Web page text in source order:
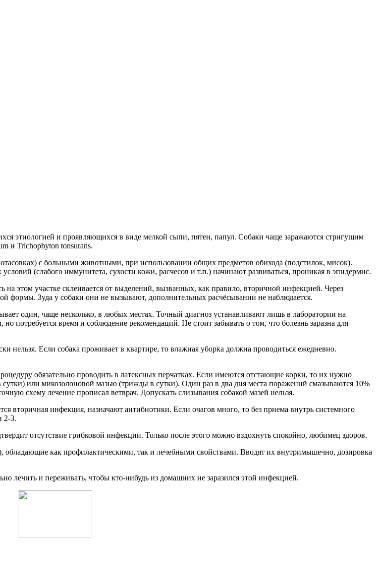
этиологией и проявляющихся в виде мелкой сыпи, пятен, папул. Собаки чаще заражаются стригущим
и Trichophyton tonsurans.
с больными животными, при использовании общих предметов обихода (подстилок, мисок).
(слабого иммунитета, сухости кожи, расчесов и т.п.) начинают развиваться, проникая в эпидермис.
на этом участке склеивается от выделений, вызванных, как правило, вторичной инфекцией. Через
формы. Зуда у собаки они не вызывают, дополнительных расчёсывании не наблюдается.
один, чаще несколько, в любых местах. Точный диагноз устанавливают лишь в лаборатории на
потребуется время и соблюдение рекомендаций. Не стоит забывать о том, что болезнь заразна для
нельзя. Если собака проживает в квартире, то влажная уборка должна проводиться ежедневно.
обязательно проводить в латексных перчатках. Если имеются отстающие корки, то их нужно
или микозолоновой мазью (трижды в сутки). Один раз в два дня места поражений смазываются 10%
схему лечение прописал ветврач. Допускать слизывания собакой мазей нельзя.
вторичная инфекция, назначают антибиотики. Если очагов много, то без приема внутрь системного
2-3.
отсутствие грибковой инфекции. Только после этого можно вздохнуть спокойно, любимец здоров.
как профилактическими, так и лечебными свойствами. Вводят их внутримышечно, дозировка
лечить и переживать, чтобы кто-нибудь из домашних не заразился этой инфекцией.